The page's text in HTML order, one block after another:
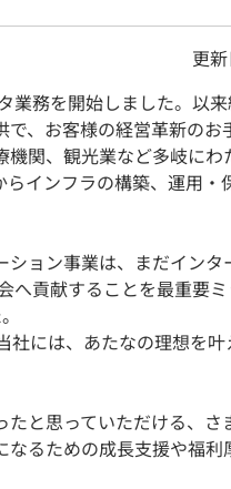
更
業務を開始しました。以
、お客様の経営革新のお
関、観光業など多岐にわ
インフラの構築、運用・
ョン事業は、まだインタ
貢献することを最重要ミ
には、あたなの理想を
と思っていただける、さ
るための成長支援や福利